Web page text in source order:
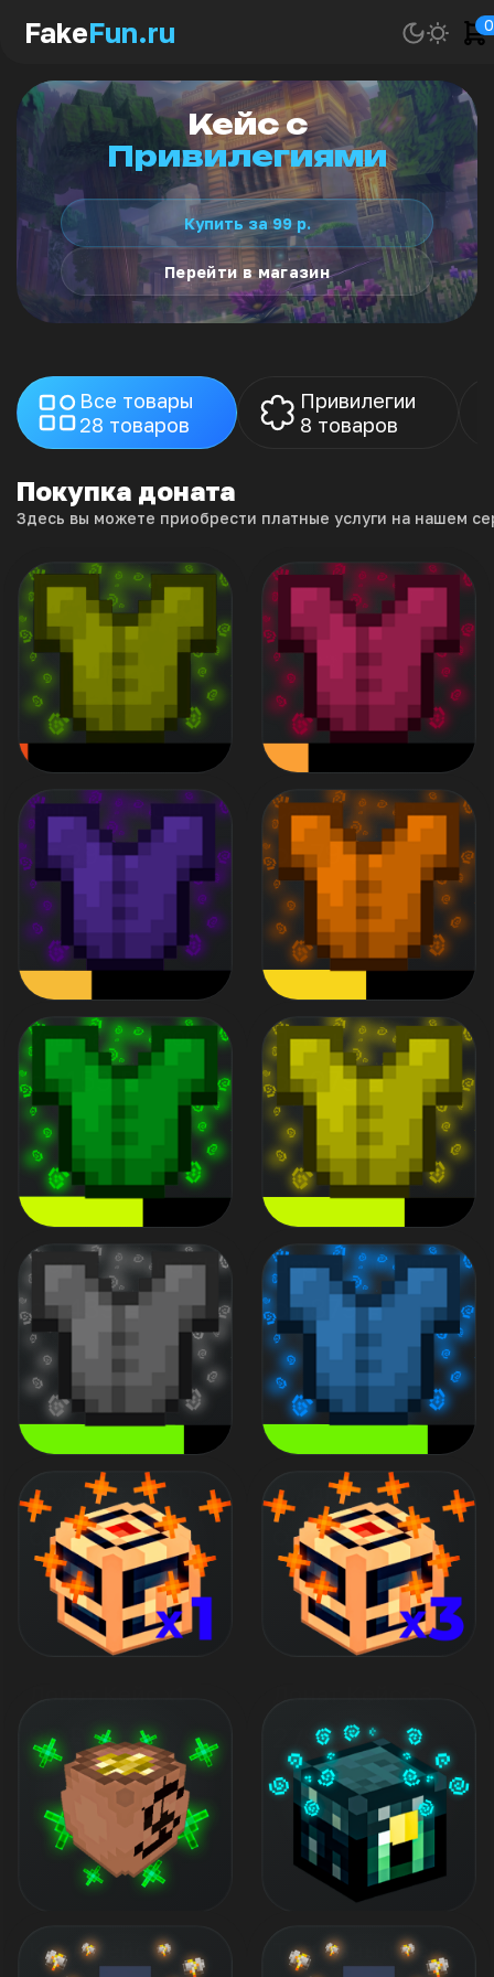
0
Перейти в магазин
Все товары
28 товаров
Привилегии
8 товаров
Воин + 7.500 КН
от 39 ₽
Самурай + 13.500 КН
от 79 ₽
Ультра + 25.000 КН
от 159 ₽
Демон + 40.000 КН
от 279 ₽
Фейк + 75.000 КН
от 439 ₽
Царь + 100.000 КН
от 879 ₽
Архонт + 200.000 КН
от 1 249 ₽
Д.Админ + 500.000 КН [30 Дней]
от 2 379 ₽
99 ₽ 279 ₽
Коин Кейс Титульный Кейс